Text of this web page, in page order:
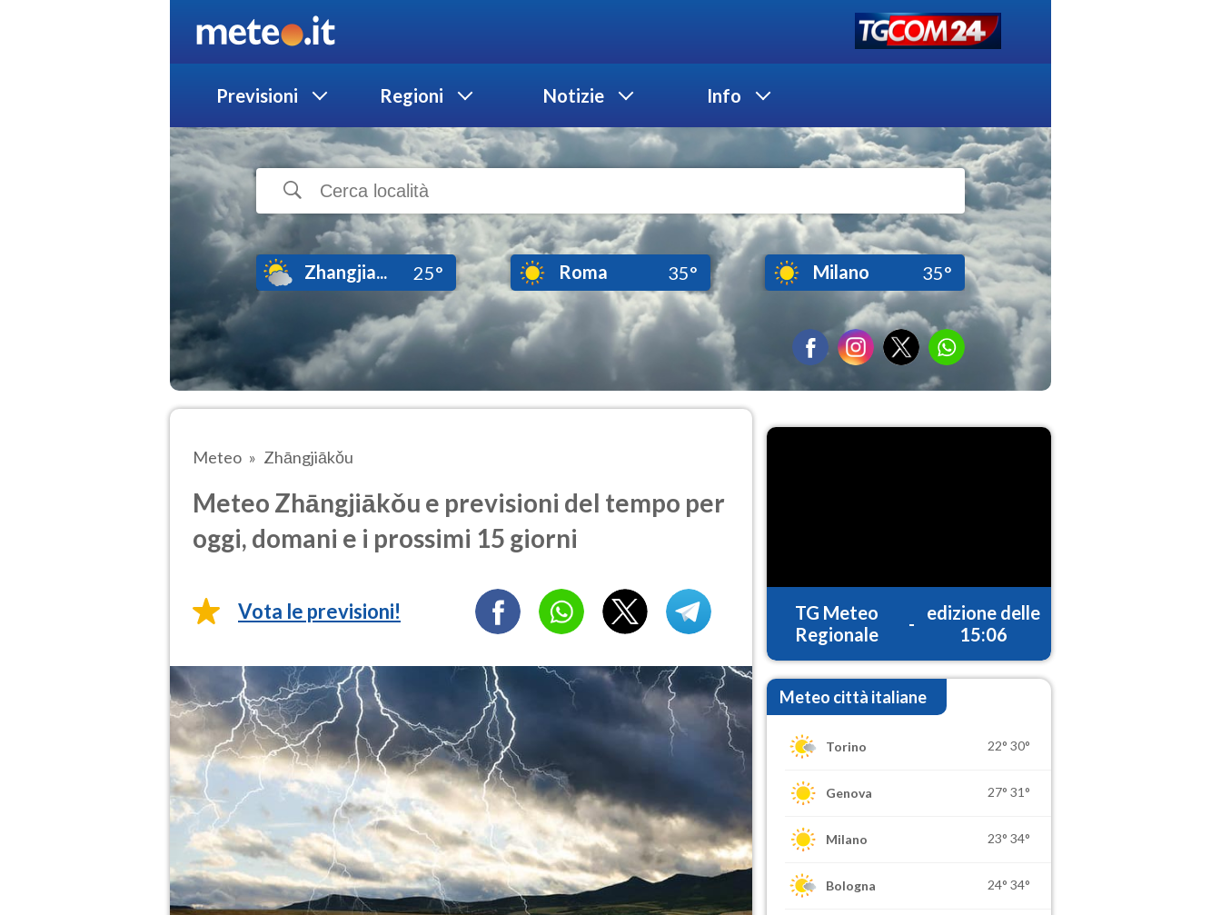
Previsioni Regioni Notizie Info
Zhangjia... 25° Roma 35° Milano 35°
Meteo Zhāngjiākǒu
Meteo Zhāngjiākǒu e previsioni del tempo per
oggi, domani e i prossimi 15 giorni
Vota le previsioni!
TG Meteo
Regionale
-
edizione delle
15:06
Meteo città italiane
Torino 22° 30°
Genova 27° 31°
Milano 23° 34°
Bologna 24° 34°